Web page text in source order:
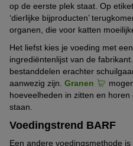
op de eerste plek staat. Op
‘dierlijke bijproducten’
organen, die voor katten
Het liefst kies je voeding met
ingrediëntenlijst van de
bestanddelen erachter
aanwezig zijn. Granen
hoeveelheden in zitten en
staan.
Voedingstrend BARF
Een andere voedingsmethode is